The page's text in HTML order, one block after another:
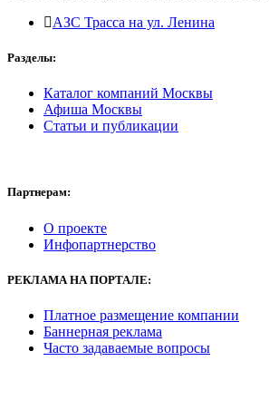
АЗС Трасса на ул. Ленина
Разделы:
Каталог компаний Москвы
Афиша Москвы
Статьи и публикации
Партнерам:
О проекте
Инфопартнерство
РЕКЛАМА НА ПОРТАЛЕ:
Платное размещение компании
Баннерная реклама
Часто задаваемые вопросы